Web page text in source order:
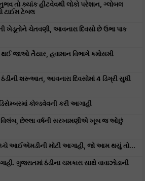
તો ક્યાંક હીટવેવથી લોકો પરેશાન, ગ્લોબલ
ટાઈમ ટેબલ
ખેડૂતોને ચેતવણી, આવનારા દિવસો છે ઉભા પાક
થઈ જાઓ તૈયાર, હવામાન વિભાગે કમોસમી
શરૂઆત, આવનારા દિવસોમાં 4 ડિગ્રી સુધી
કોલ્ડવેવની કરી આગાહી
વિલંબ, છેલ્લા વર્ષની સરખામણીએ ખૂબ જ ઓછું
વચ્ચે આઈએમડીની મોટી આગાહી, જો આમ થયું તો...
ગુજરાતમાં ઠંડીના ચમકારા સાથે વાવાઝોડાની